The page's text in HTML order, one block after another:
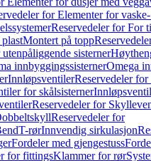
for Elementer for
Reservedeler for For
Montert på topp
sisterner
innbyggingssisternerOmega
InnløpsventilerReservedeler
for skålsisterner
Reservedeler for
Reservedeler for
T-rørInnvendig sirkulasjon
Fordeler med gjengestuss
for fittingsKlammer for rør